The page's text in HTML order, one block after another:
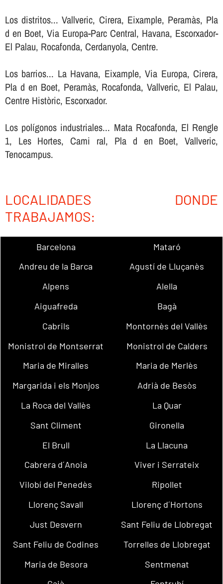
Los distritos... Vallveric, Cirera, Eixample, Peramàs, Pla
d en Boet, Via Europa-Parc Central, Havana, Escorxador-
El Palau, Rocafonda, Cerdanyola, Centre.
Los barrios... La Havana, Eixample, Via Europa, Cirera,
Pla d en Boet, Peramàs, Rocafonda, Vallveric, El Palau,
Centre Històric, Escorxador.
Los polígonos industriales... Mata Rocafonda, El Rengle
1, Les Hortes, Cami ral, Pla d en Boet, Vallveric,
Tenocampus.
LOCALIDADES DONDE
TRABAJAMOS:
Barcelona
Mataró
Andreu de la Barca
Agustí de Lluçanès
Alpens
Alella
Aiguafreda
Bagà
Cabrils
Montornès del Vallès
Monistrol de Montserrat
Monistrol de Calders
Maria de Miralles
Maria de Merlès
Margarida i els Monjos
Adrià de Besòs
La Roca del Vallès
La Quar
Sant Climent
Gironella
El Brull
La Llacuna
Cabrera d´Anoia
Viver i Serrateix
Vilobí del Penedès
Ripollet
Llorenç Savall
Llorenç d´Hortons
Just Desvern
Sant Feliu de Llobregat
Sant Feliu de Codines
Torrelles de Llobregat
Maria de Besora
Sentmenat